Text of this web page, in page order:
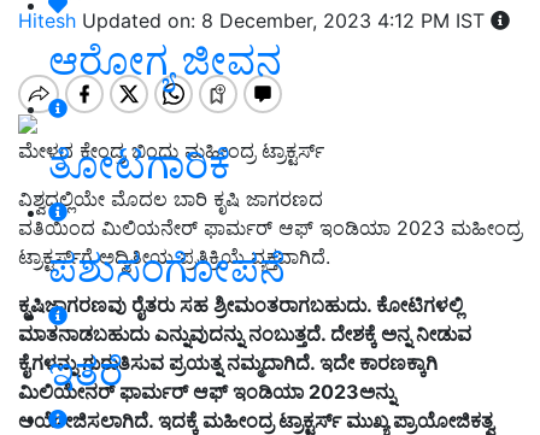
ಆರೋಗ್ಯ ಜೀವನ
ತೋಟಗಾರಿಕೆ
ಪಶುಸಂಗೋಪನೆ
ಇತರೆ
Hitesh Updated on: 8 December, 2023 4:12 PM IST
ಮೇಳದ ಕೇಂದ್ರ ಬಿಂದು ಮಹೀಂದ್ರ ಟ್ರಾಕ್ಟರ್ಸ್‌
ವಿಶ್ವದಲ್ಲಿಯೇ ಮೊದಲ ಬಾರಿ ಕೃಷಿ ಜಾಗರಣದ
ವತಿಯಿಂದ ಮಿಲಿಯನೇರ್ ಫಾರ್ಮರ್‌ ಆಫ್‌ ಇಂಡಿಯಾ 2023 ಮಹೀಂದ್ರ
ಟ್ರಾಕ್ಟರ್ಸ್‌ಗೆ ಅದ್ವಿತೀಯ ಪ್ರತಿಕ್ರಿಯೆ ವ್ಯಕ್ತವಾಗಿದೆ.
ಕೃಷಿಜಾಗರಣವು ರೈತರು ಸಹ ಶ್ರೀಮಂತರಾಗಬಹುದು. ಕೋಟಿಗಳಲ್ಲಿ
ಮಾತನಾಡಬಹುದು ಎನ್ನುವುದನ್ನು ನಂಬುತ್ತದೆ. ದೇಶಕ್ಕೆ ಅನ್ನ ನೀಡುವ
ಕೈಗಳನ್ನು ಗುರುತಿಸುವ ಪ್ರಯತ್ನ ನಮ್ಮದಾಗಿದೆ. ಇದೇ ಕಾರಣಕ್ಕಾಗಿ
ಮಿಲಿಯೇನರ್‌ ಫಾರ್ಮರ್‌ ಆಫ್‌ ಇಂಡಿಯಾ 2023ಅನ್ನು
ಆಯೋಜಿಸಲಾಗಿದೆ. ಇದಕ್ಕೆ ಮಹೀಂದ್ರ ಟ್ರಾಕ್ಟರ್ಸ್‌ ಮುಖ್ಯ ಪ್ರಾಯೋಜಿಕತ್ವ